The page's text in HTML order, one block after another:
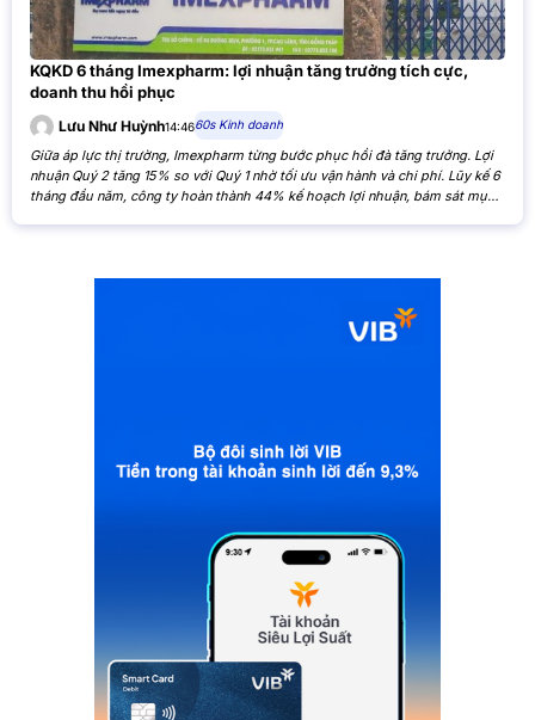
KQKD 6 tháng Imexpharm: lợi nhuận tăng trưởng tích cực,
doanh thu hồi phục
Lưu Như Huỳnh14:4660s Kinh doanh
Giữa áp lực thị trường, Imexpharm từng bước phục hồi đà tăng trưởng. Lợi
nhuận Quý 2 tăng 15% so với Quý 1 nhờ tối ưu vận hành và chi phí. Lũy kế 6
tháng đầu năm, công ty hoàn thành 44% kế hoạch lợi nhuận, bám sát mục